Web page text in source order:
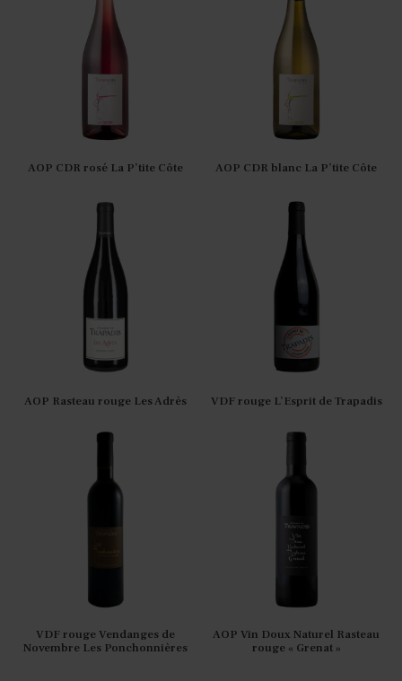
AOP CDR rosé La P’tite Côte AOP CDR blanc La P’tite Côte
AOP Rasteau rouge Les Adrès VDF rouge L’Esprit de Trapadis
VDF rouge Vendanges de
Novembre Les Ponchonnières
AOP Vin Doux Naturel Rasteau
rouge « Grenat »